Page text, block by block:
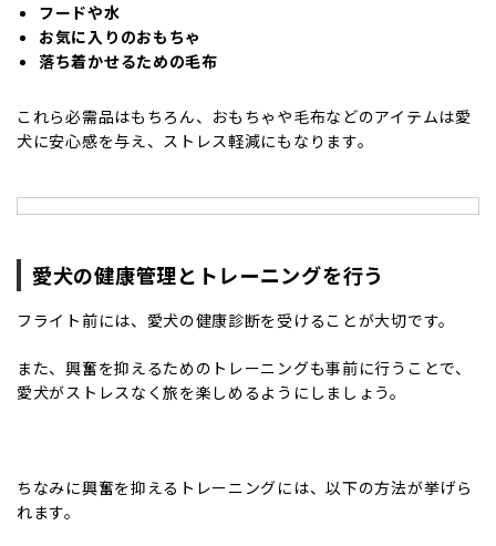
フードや水
お気に入りのおもちゃ
落ち着かせるための毛布
これら必需品はもちろん、おもちゃや毛布などのアイテムは愛
犬に安心感を与え、ストレス軽減にもなります。
愛犬の健康管理とトレーニングを行う
フライト前には、愛犬の健康診断を受けることが大切です。
また、興奮を抑えるためのトレーニングも事前に行うことで、
愛犬がストレスなく旅を楽しめるようにしましょう。
ちなみに興奮を抑えるトレーニングには、以下の方法が挙げら
れます。